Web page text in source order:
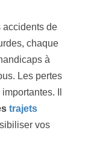
accidents de
chaque
à
Les pertes
Il
trajets
vos